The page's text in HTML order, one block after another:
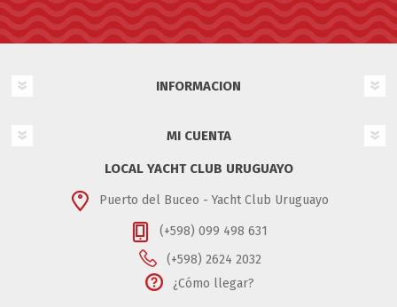
INFORMACION
MI CUENTA
LOCAL YACHT CLUB URUGUAYO
Puerto del Buceo - Yacht Club Uruguayo
(+598) 099 498 631
(+598) 2624 2032
¿Cómo llegar?